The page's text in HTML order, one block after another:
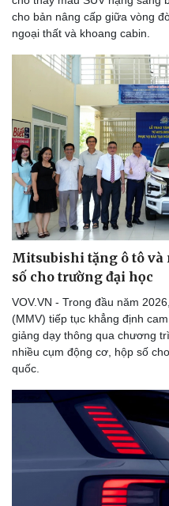
Doanh nghiệp
Thông tin doanh nghiệp
Doanh nghiệp 24h
Doanh nhân
Vì cộng đồng
cho bản nâng cấp giữa vòng
ngoại thất và khoang cabin.
Mitsubishi tặng ô tô và
số cho trường đại học
VOV.VN - Trong đầu năm
(MMV) tiếp tục khẳng định
giảng dạy thông qua chương
nhiều cụm động cơ, hộp số
quốc.